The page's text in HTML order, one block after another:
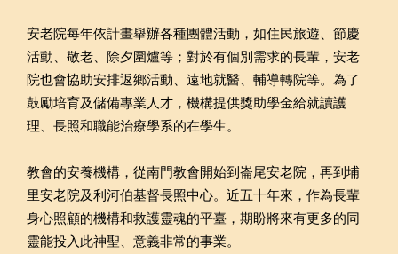
安老院每年依計畫舉辦各種團體活動，如住民旅遊、節慶
活動、敬老、除夕圍爐等；對於有個別需求的長輩，安老
院也會協助安排返鄉活動、遠地就醫、輔導轉院等。為了
鼓勵培育及儲備專業人才，機構提供獎助學金給就讀護
理、長照和職能治療學系的在學生。
教會的安養機構，從南門教會開始到崙尾安老院，再到埔
里安老院及利河伯基督長照中心。近五十年來，作為長輩
身心照顧的機構和救護靈魂的平臺，期盼將來有更多的同
靈能投入此神聖、意義非常的事業。